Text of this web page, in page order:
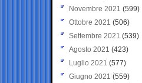
Novembre 2021 (599)
Ottobre 2021 (506)
Settembre 2021 (539)
Agosto 2021 (423)
Luglio 2021 (577)
Giugno 2021(559)